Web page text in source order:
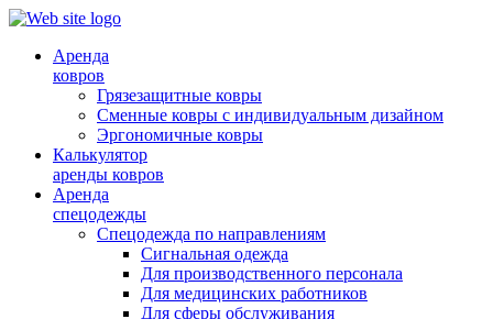
Аренда
ковров
Грязезащитные ковры
Сменные ковры с индивидуальным дизайном
Эргономичные ковры
Калькулятор
аренды ковров
Аренда
спецодежды
Спецодежда по направлениям
Сигнальная одежда
Для производственного персонала
Для медицинских работников
Для сферы обслуживания